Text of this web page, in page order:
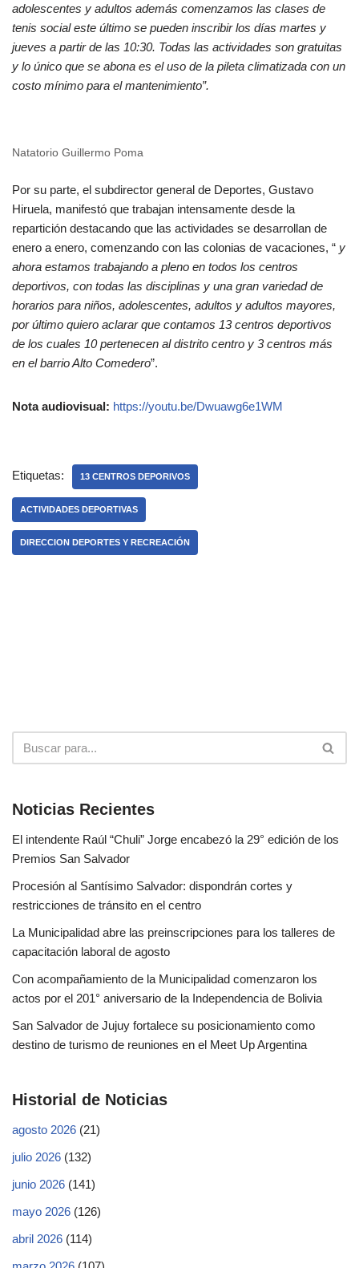
adolescentes y adultos además comenzamos las clases de
tenis social este último se pueden inscribir los días martes y
jueves a partir de las 10:30. Todas las actividades son gratuitas
y lo único que se abona es el uso de la pileta climatizada con un
costo mínimo para el mantenimiento”.
Natatorio Guillermo Poma
Por su parte, el subdirector general de Deportes, Gustavo
Hiruela, manifestó que trabajan intensamente desde la
repartición destacando que las actividades se desarrollan de
enero a enero, comenzando con las colonias de vacaciones, “ y
ahora estamos trabajando a pleno en todos los centros
deportivos, con todas las disciplinas y una gran variedad de
horarios para niños, adolescentes, adultos y adultos mayores,
por último quiero aclarar que contamos 13 centros deportivos
de los cuales 10 pertenecen al distrito centro y 3 centros más
en el barrio Alto Comedero”.
Nota audiovisual: https://youtu.be/Dwuawg6e1WM
Etiquetas: 13 CENTROS DEPORIVOS
ACTIVIDADES DEPORTIVAS
DIRECCION DEPORTES Y RECREACIÓN
Noticias Recientes
El intendente Raúl “Chuli” Jorge encabezó la 29° edición de los
Premios San Salvador
Procesión al Santísimo Salvador: dispondrán cortes y
restricciones de tránsito en el centro
La Municipalidad abre las preinscripciones para los talleres de
capacitación laboral de agosto
Con acompañamiento de la Municipalidad comenzaron los
actos por el 201° aniversario de la Independencia de Bolivia
San Salvador de Jujuy fortalece su posicionamiento como
destino de turismo de reuniones en el Meet Up Argentina
Historial de Noticias
agosto 2026 (21)
julio 2026 (132)
junio 2026 (141)
mayo 2026 (126)
abril 2026 (114)